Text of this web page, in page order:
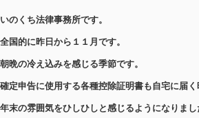
いのくち法律事務所です。
全国的に昨日から１１月です。
朝晩の冷え込みを感じる季節です。
確定申告に使用する各種控除証明書も自宅に届く
年末の雰囲気をひしひしと感じるようになりまし